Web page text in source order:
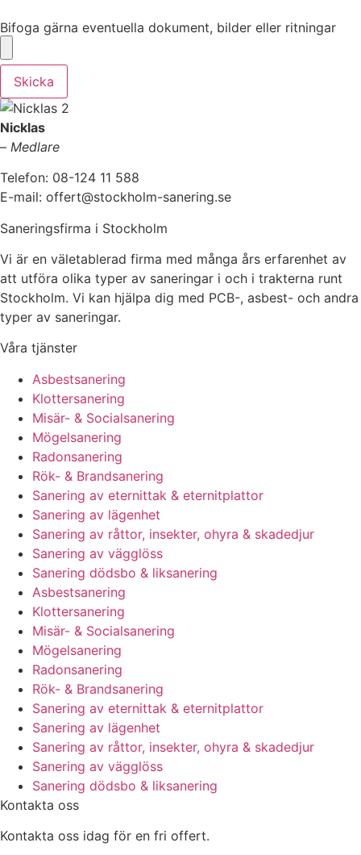
Bifoga gärna eventuella dokument, bilder eller ritningar
Skicka
Nicklas
– Medlare
Telefon: 08-124 11 588
E-mail: offert@stockholm-sanering.se
Saneringsfirma i Stockholm
Vi är en väletablerad firma med många års erfarenhet av
att utföra olika typer av saneringar i och i trakterna runt
Stockholm. Vi kan hjälpa dig med PCB-, asbest- och andra
typer av saneringar.
Våra tjänster
Asbestsanering
Klottersanering
Misär- & Socialsanering
Mögelsanering
Radonsanering
Rök- & Brandsanering
Sanering av eternittak & eternitplattor
Sanering av lägenhet
Sanering av råttor, insekter, ohyra & skadedjur
Sanering av vägglöss
Sanering dödsbo & liksanering
Asbestsanering
Klottersanering
Misär- & Socialsanering
Mögelsanering
Radonsanering
Rök- & Brandsanering
Sanering av eternittak & eternitplattor
Sanering av lägenhet
Sanering av råttor, insekter, ohyra & skadedjur
Sanering av vägglöss
Sanering dödsbo & liksanering
Kontakta oss
Kontakta oss idag för en fri offert.